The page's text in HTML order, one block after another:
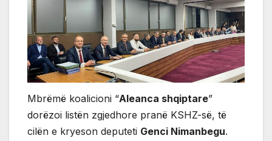
Mbrëmë koalicioni “Aleanca shqiptare”
dorëzoi listën zgjedhore pranë KSHZ-së, të
cilën e kryeson deputeti Genci Nimanbegu.